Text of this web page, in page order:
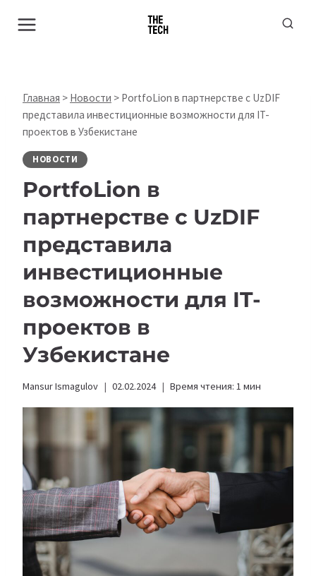
Главная > Новости > PortfoLion в партнерстве с UzDIF
представила инвестиционные возможности для IT-
проектов в Узбекистане
НОВОСТИ
PortfoLion в
партнерстве с UzDIF
представила
инвестиционные
возможности для IT-
проектов в
Узбекистане
Mansur Ismagulov 02.02.2024 Время чтения: 1 мин